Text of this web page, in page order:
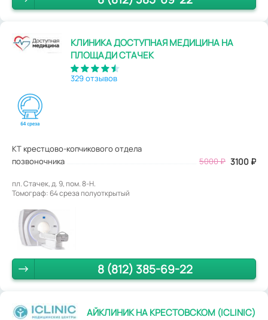
КЛИНИКА ДОСТУПНАЯ МЕДИЦИНА НА
ПЛОЩАДИ СТАЧЕК
329 отзывов
КТ крестцово-копчикового отдела
позвоночника
5000₽ 3100 ₽
пл. Стачек, д. 9, пом. 8-Н.
Томограф: 64 среза полуоткрытый
8 (812) 385-69-22
АЙКЛИНИК НА КРЕСТОВСКОМ (ICLINIC)